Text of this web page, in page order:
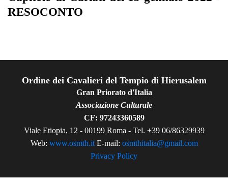
RESOCONTO
Ordine dei Cavalieri del Tempio di Hierusalem
Gran Priorato d'Italia
Associazione Culturale
CF: 97243360589
Viale Etiopia, 12 - 00199 Roma - Tel. +39 06/86329939
Web: www.osmth.itE-mail: osmthitalia@gmail.com
Privacy Policy